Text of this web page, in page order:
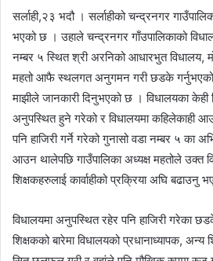
सर्लाही,२३ भदौ । सर्लाहीको चन्द्रनगर
भएको छ । उहाले चन्द्रनगर गाँउपालिकाको
नम्बर ५ स्थित श्री अरनिको आधारभुत विधालय,
महतो आफै स्थलगत अनुगमन गरी छडके गर्नुभएको
माझीले जानकारी दिनुभएको छ । विधालयका केही
अनुपस्थित हुने गरेको र विधालयमा कहिलेकाही
पनि हाजिरी गर्ने गरेको गुनासो वडा नम्बर ५ का
आउन थालेपछि गाउँपालिका अध्यक्ष महतोले उक्त
शिक्षकहरुलाई कार्वाहीको प्रक्रिया अघि बढाउनु
विधालयमा अनुपस्थित रहेर पनि हाजिरी गरेका
शिक्षकको बारेमा विधालयको प्रधानाध्यापक,